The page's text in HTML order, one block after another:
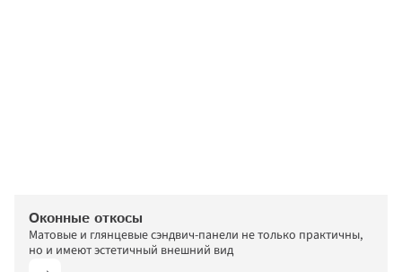
Оконные откосы
Матовые и глянцевые сэндвич-панели не только практичны,
но и имеют эстетичный внешний вид